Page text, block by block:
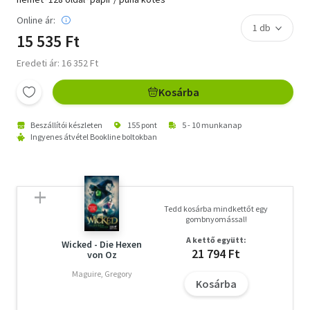
Online ár:
15 535 Ft
Eredeti ár: 16 352 Ft
Kosárba
Beszállítói készleten 155 pont
5 - 10 munkanap
Ingyenes átvétel Bookline boltokban
Wicked - Die Hexen
von Oz
Maguire, Gregory
Tedd kosárba mindkettőt egy
gombnyomással!
A kettő együtt:
21 794 Ft
Kosárba